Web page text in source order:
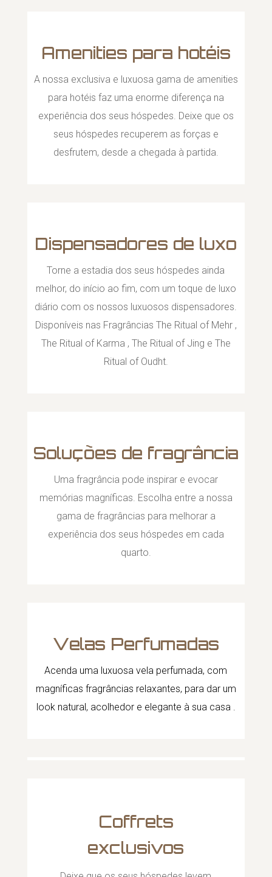
Amenities para hotéis
A nossa exclusiva e luxuosa gama de amenities
para hotéis faz uma enorme diferença na
experiência dos seus hóspedes. Deixe que os
seus hóspedes recuperem as forças e
desfrutem, desde a chegada à partida.
Dispensadores de luxo
Torne a estadia dos seus hóspedes ainda
melhor, do início ao fim, com um toque de luxo
diário com os nossos luxuosos dispensadores.
Disponíveis nas Fragrâncias The Ritual of Mehr ,
The Ritual of Karma , The Ritual of Jing e The
Ritual of Oudht.
Soluções de fragrância
Uma fragrância pode inspirar e evocar
memórias magníficas. Escolha entre a nossa
gama de fragrâncias para melhorar a
experiência dos seus hóspedes em cada
quarto.
Velas Perfumadas
Acenda uma luxuosa vela perfumada, com
magníficas fragrâncias relaxantes, para dar um
look natural, acolhedor e elegante à sua casa .
Coffrets
exclusivos